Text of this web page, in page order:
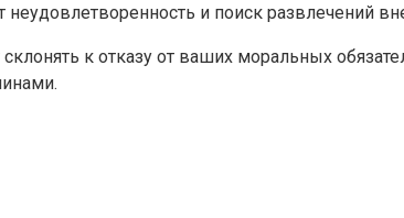
и поиск развлечений
к отказу от ваших моральных